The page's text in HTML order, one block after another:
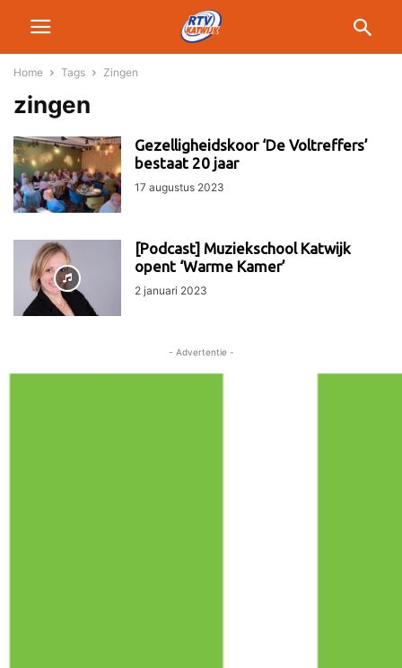
Home Tags Zingen
zingen
Gezelligheidskoor ‘De Voltreffers’
bestaat 20 jaar
17 augustus 2023
[Podcast] Muziekschool Katwijk
opent ‘Warme Kamer’
2 januari 2023
- Advertentie -